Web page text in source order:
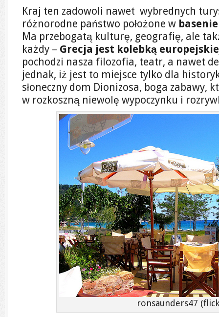
Kraj ten zadowoli nawet wybrednych
różnorodne państwo położone w
Ma przebogatą kulturę, geografię, ale
każdy – Grecja jest kolebką
pochodzi nasza filozofia, teatr, a nawet
jednak, iż jest to miejsce tylko dla
słoneczny dom Dionizosa, boga zabawy,
w rozkoszną niewolę wypoczynku i
ronsaunders47